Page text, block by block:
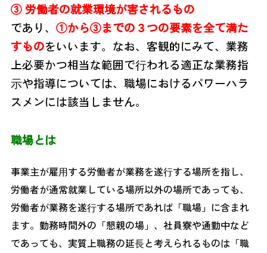
③ 労働者の就業環境が害されるもの
であり、 ①から③までの３つの要素を全て満た
すものをいいます。 なお、客観的にみて、業務
上必要かつ相当な範囲で⾏われる適正な業務指
⽰や指導については、職場におけるパワーハラ
スメンには該当しません。
職場とは
事業主が雇⽤する労働者が業務を遂⾏する場所を指し、
労働者が通常就業している場所以外の場所であっても、
労働者が業務を遂⾏する場所であれば「職場」に含まれ
ます。勤務時間外の「懇親の場」、社員寮や通勤中など
であっても、実質上職務の延⻑と考えられるものは「職